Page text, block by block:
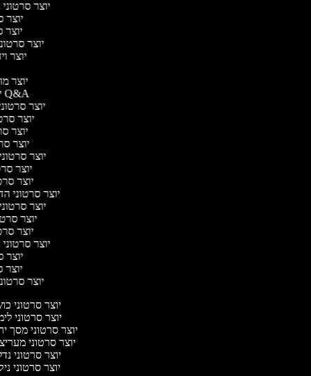
יוצר
יוצר
יוצר
יוצר
יוצר
יוצר
יוצר סרטוני Q&A
יוצר
יוצר
יוצר
יוצר
יוצר
יוצר
יוצר
יוצר סרטוני
יוצר
יוצר
יוצר
יוצר
יוצר
יוצר
יוצר
יוצר סרטוני
יוצר סרטוני
יוצר סרטוני מסך
יוצר סרטוני
יוצר סרטוני
יוצר סרטוני